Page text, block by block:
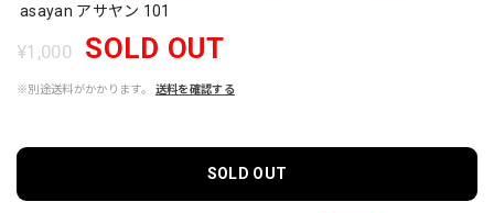
asayan アサヤン 101
¥1,000 SOLD OUT
※別途送料がかかります。 送料を確認する
SOLD OUT